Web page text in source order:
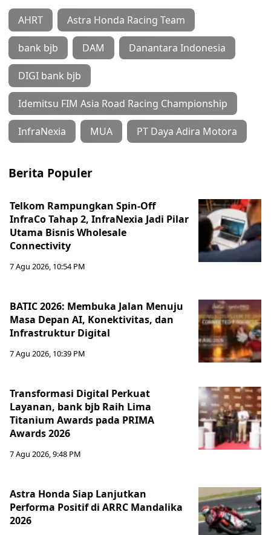
AHRT Astra Honda Racing Team
bank bjb DAM Danantara Indonesia
DIGI bank bjb
Idemitsu FIM Asia Road Racing Championship
InfraNexia MUA PT Daya Adira Motora
Berita Populer
Telkom Rampungkan Spin-Off
InfraCo Tahap 2, InfraNexia Jadi Pilar
Utama Bisnis Wholesale
Connectivity
7 Agu 2026, 10:54 PM
BATIC 2026: Membuka Jalan Menuju
Masa Depan AI, Konektivitas, dan
Infrastruktur Digital
7 Agu 2026, 10:39 PM
Transformasi Digital Perkuat
Layanan, bank bjb Raih Lima
Titanium Awards pada PRIMA
Awards 2026
7 Agu 2026, 9:48 PM
Astra Honda Siap Lanjutkan
Performa Positif di ARRC Mandalika
2026